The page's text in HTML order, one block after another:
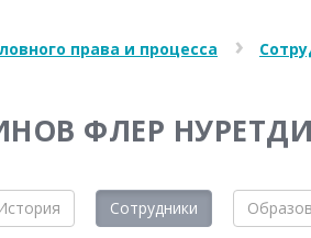
права и процесса
ФЛЕР
Сотрудники